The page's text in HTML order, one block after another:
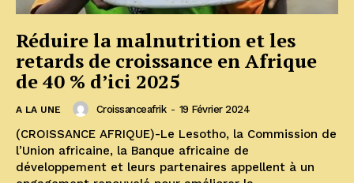
Réduire la malnutrition et les
retards de croissance en Afrique
de 40 % d’ici 2025
A LA UNE Croissanceafrik - 19 Février 2024
(CROISSANCE AFRIQUE)-Le Lesotho, la Commission de
l’Union africaine, la Banque africaine de
développement et leurs partenaires appellent à un